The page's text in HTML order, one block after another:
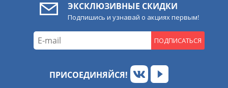
ЭКСКЛЮЗИВНЫЕ СКИДКИ
Подпишись и узнавай о акциях первым!
ПОДПИСАТЬСЯ
ПРИСОЕДИНЯЙСЯ!